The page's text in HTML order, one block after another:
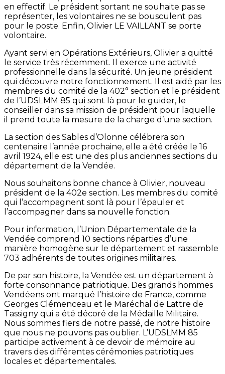
en effectif. Le président sortant ne souhaite pas se
représenter, les volontaires ne se bousculent pas
pour le poste. Enfin, Olivier LE VAILLANT se porte
volontaire.
Ayant servi en Opérations Extérieurs, Olivier a quitté
le service très récemment. Il exerce une activité
professionnelle dans la sécurité. Un jeune président
qui découvre notre fonctionnement. Il est aidé par les
membres du comité de la 402° section et le président
de l’UDSLMM 85 qui sont là pour le guider, le
conseiller dans sa mission de président pour laquelle
il prend toute la mesure de la charge d’une section.
La section des Sables d’Olonne célébrera son
centenaire l’année prochaine, elle a été créée le 16
avril 1924, elle est une des plus anciennes sections du
département de la Vendée.
Nous souhaitons bonne chance à Olivier, nouveau
président de la 402e section. Les membres du comité
qui l’accompagnent sont là pour l’épauler et
l’accompagner dans sa nouvelle fonction.
Pour information, l’Union Départementale de la
Vendée comprend 10 sections réparties d’une
manière homogène sur le département et rassemble
703 adhérents de toutes origines militaires.
De par son histoire, la Vendée est un département à
forte consonnance patriotique. Des grands hommes
Vendéens ont marqué l’histoire de France, comme
Georges Clémenceau et le Maréchal de Lattre de
Tassigny qui a été décoré de la Médaille Militaire.
Nous sommes fiers de notre passé, de notre histoire
que nous ne pouvons pas oublier. L’UDSLMM 85
participe activement à ce devoir de mémoire au
travers des différentes cérémonies patriotiques
locales et départementales.